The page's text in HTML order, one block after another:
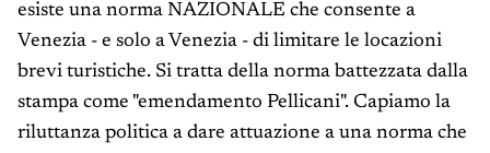
esiste una norma NAZIONALE che consente a
Venezia - e solo a Venezia - di limitare le locazioni
brevi turistiche. Si tratta della norma battezzata dalla
stampa come "emendamento Pellicani". Capiamo la
riluttanza politica a dare attuazione a una norma che